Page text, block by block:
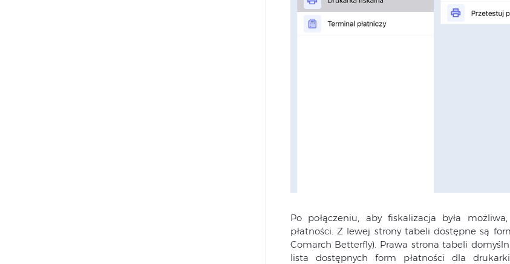
Po połączeniu, aby fiskalizacja była
płatności. Z lewej strony tabeli dostępne są
Comarch Betterfly). Prawa strona tabeli
lista dostępnych form płatności dla